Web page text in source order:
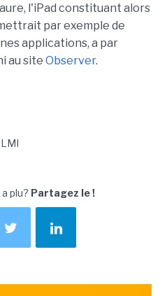
l'iPad constituant alors
par exemple de
applications, a par
au site Observer.
plu? Partagez le !